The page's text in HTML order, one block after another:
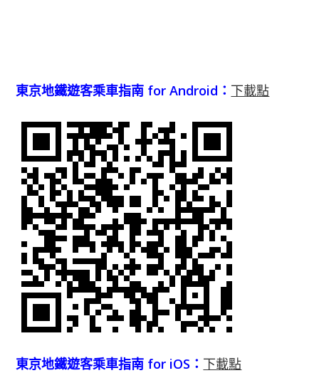
東京地鐵遊客乘車指南 for Android： 下載點
東京地鐵遊客乘車指南 for iOS： 下載點